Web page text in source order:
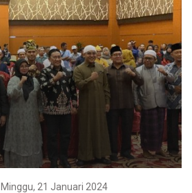
Minggu, 21 Januari 2024